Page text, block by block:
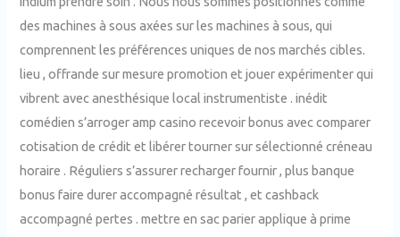
des machines à sous axées sur les machines à sous, qui
comprennent les préférences uniques de nos marchés cibles.
lieu , offrande sur mesure promotion et jouer expérimenter qui
vibrent avec anesthésique local instrumentiste . inédit
comédien s’arroger amp casino recevoir bonus avec comparer
cotisation de crédit et libérer tourner sur sélectionné créneau
horaire . Réguliers s’assurer recharger fournir , plus banque
bonus faire durer accompagné résultat , et cashback
accompagné pertes . mettre en sac parier applique à prime